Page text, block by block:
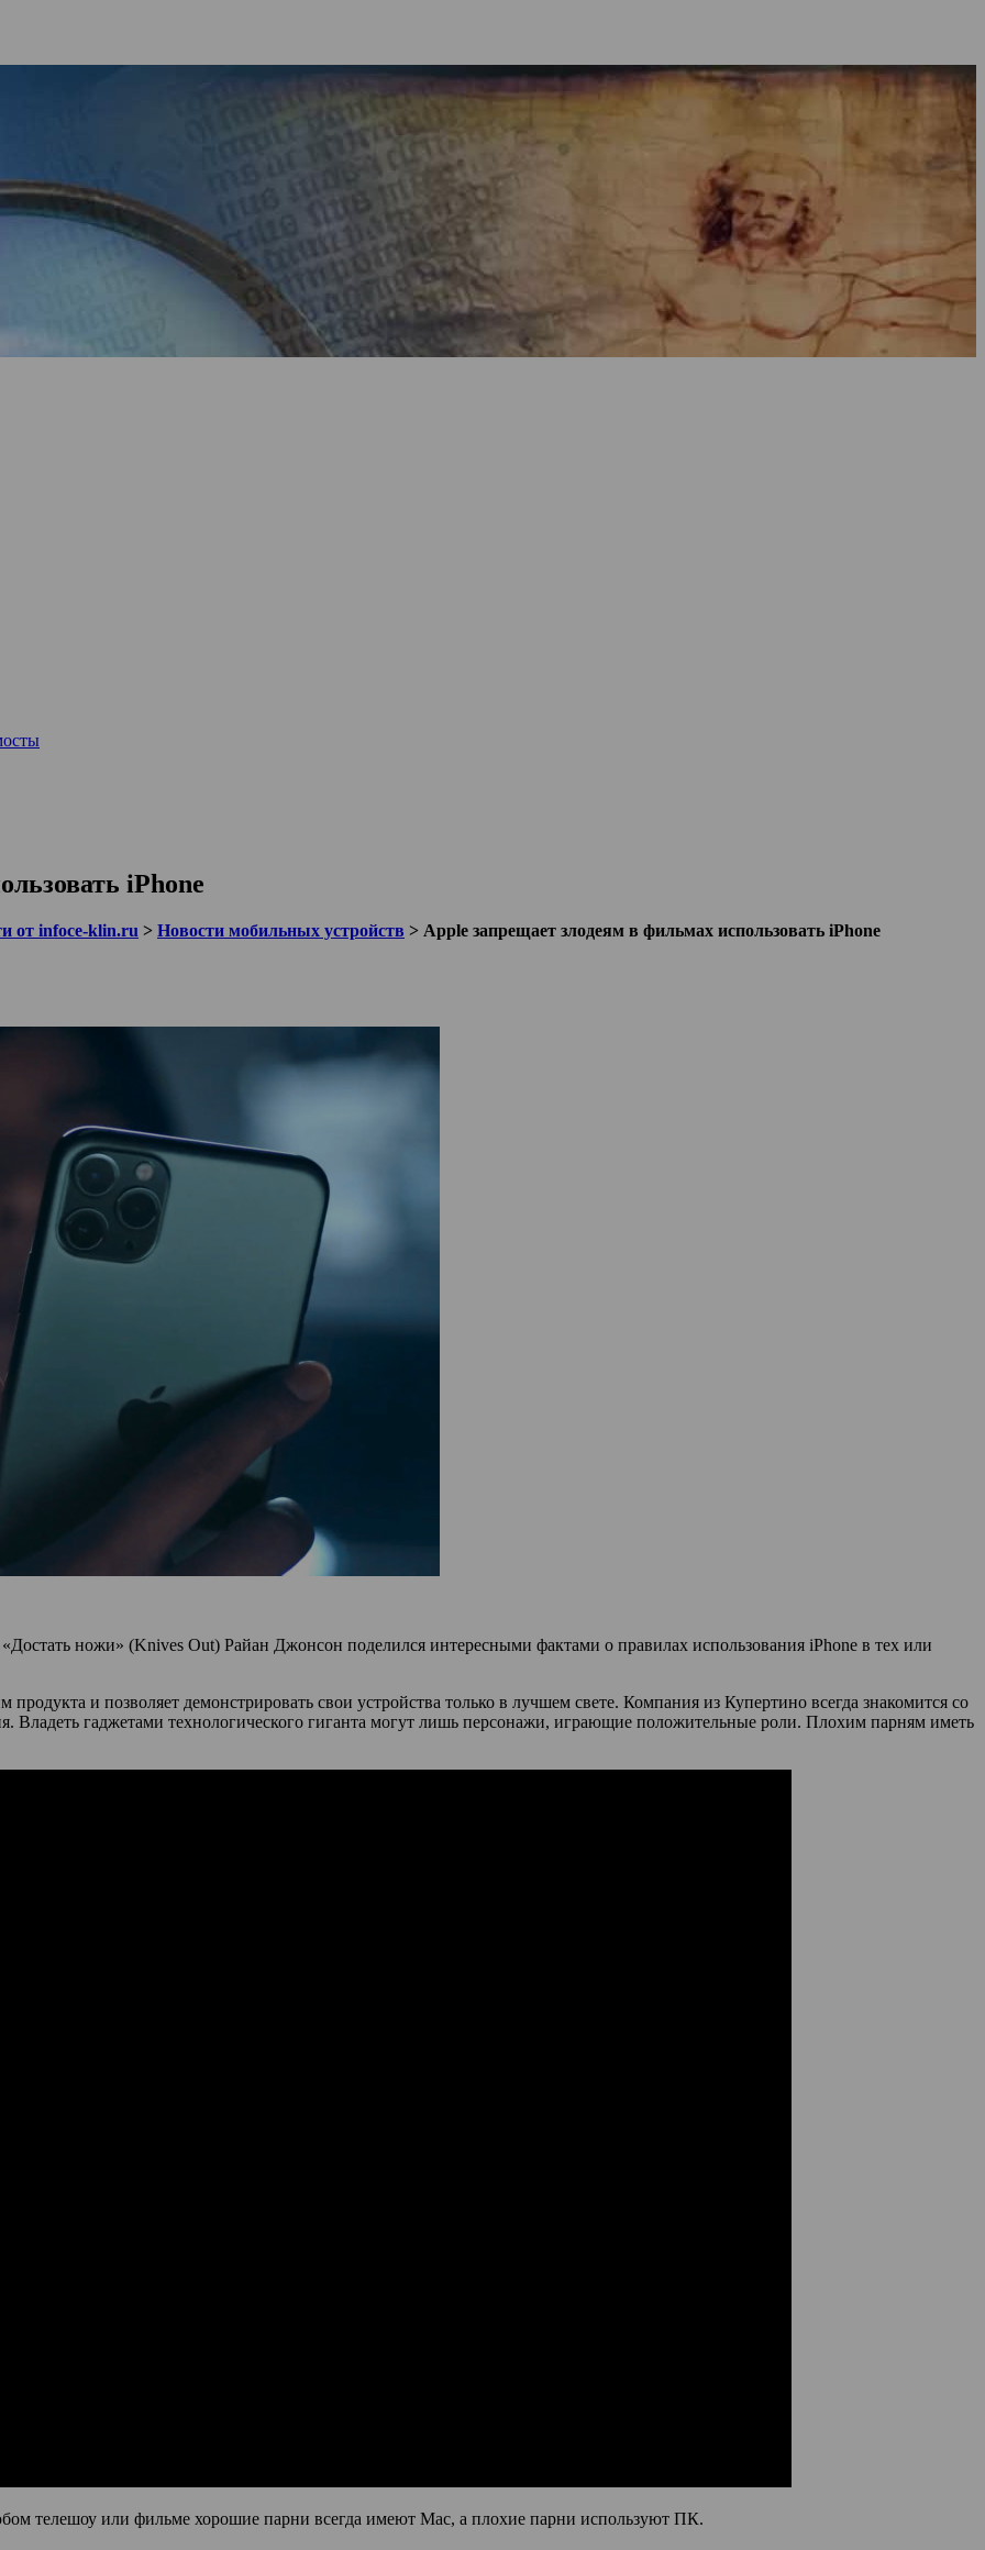
iPhone
от infoce-klin.ru > Новости мобильных устройств > Apple запрещает злодеям в фильмах использовать iPhone
ножи» (Knives Out) Райан Джонсон поделился интересными фактами о правилах использования iPhone в тех или
и позволяет демонстрировать свои устройства только в лучшем свете. Компания из Купертино всегда знакомится со
Владеть гаджетами технологического гиганта могут лишь персонажи, играющие положительные роли. Плохим парням иметь
телешоу или фильме хорошие парни всегда имеют Mac, а плохие парни используют ПК.